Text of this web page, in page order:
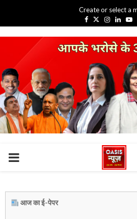
Create or select a
Facebook
Twitter
PRIMARY
आज का ई-पेपर